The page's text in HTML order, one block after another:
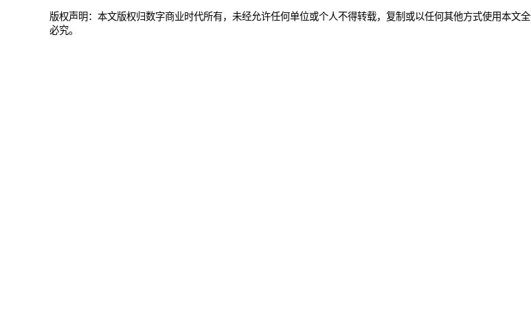
版权声明：本文版权归数字商业时代所有，未经允许任何单位或个人不得转载，复制或以任何其他方式使用本文
必究。